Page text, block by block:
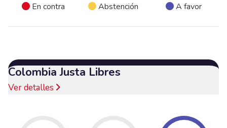
En contra Abstención A favor
Colombia Justa Libres
Ver detalles